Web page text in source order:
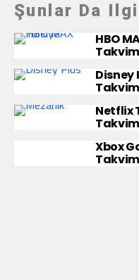
Şunlar Da
HBO
Disney
Netflix
Xbox